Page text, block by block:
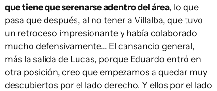
que tiene que serenarse adentro del área, lo que
pasa que después, al no tener a Villalba, que tuvo
un retroceso impresionante y había colaborado
mucho defensivamente... El cansancio general,
más la salida de Lucas, porque Eduardo entró en
otra posición, creo que empezamos a quedar muy
descubiertos por el lado derecho. Y ellos por el lado